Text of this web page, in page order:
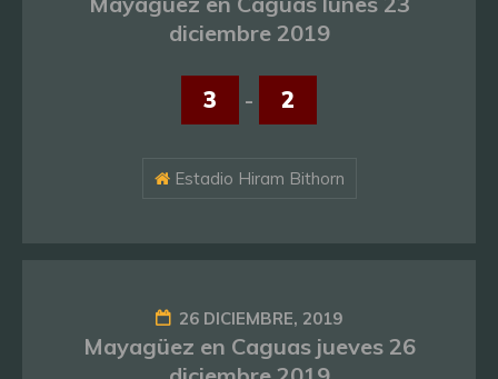
diciembre 2019
3 - 2
Estadio Hiram Bithorn
26 DICIEMBRE, 2019
Mayagüez en Caguas jueves 26